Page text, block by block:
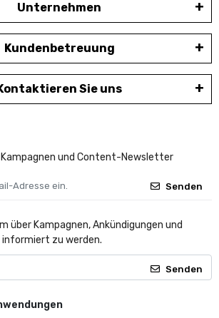
Unternehmen
Kundenbetreuung
Sie uns
Kampagnen und Content-Newsletter
Senden
über Kampagnen, Ankündigungen und
zu werden.
Senden